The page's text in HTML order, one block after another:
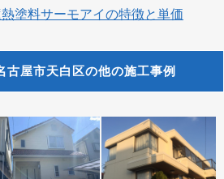
塗料サーモアイの特徴と単価
古屋市天白区の他の施工事例